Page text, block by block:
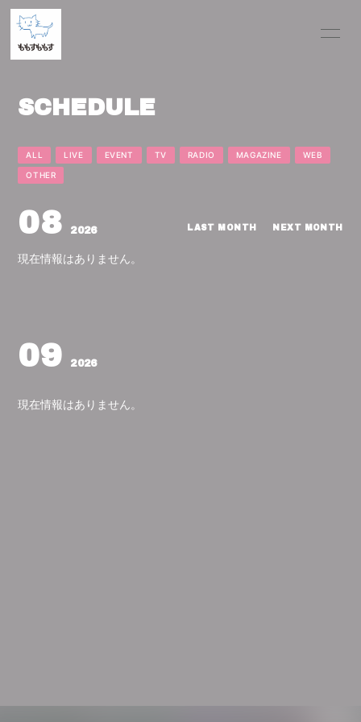
BLOG
DISCOGRAPHY PROFILE
RADIO PHOTO
Q&A
SCHEDULE
ALL LIVE EVENT TV RADIO MAGAZINE WEB
OTHER
08 2026 LAST MONTH NEXT MONTH
現在情報はありません。
09 2026
現在情報はありません。